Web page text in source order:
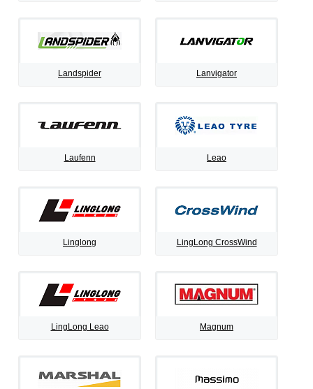
Landspider Lanvigator
Laufenn Leao
Linglong LingLong CrossWind
LingLong Leao Magnum